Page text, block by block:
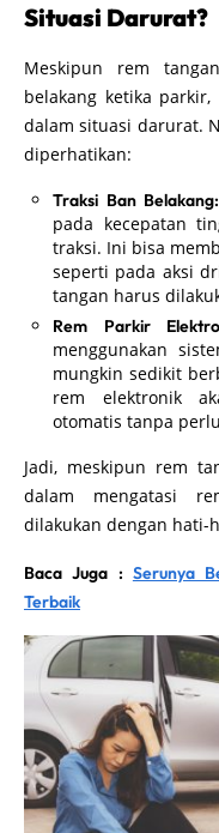
Situasi Darurat?
Meskipun rem
belakang ketika
dalam situasi darurat.
diperhatikan:
Traksi Ban Belakang:
pada kecepatan
traksi. Ini bisa
seperti pada aksi
tangan harus
Rem Parkir
menggunakan
mungkin sedikit
rem elektronik
otomatis tanpa
Jadi, meskipun rem
dalam mengatasi
dilakukan dengan hati-
Baca Juga : Serunya
Terbaik